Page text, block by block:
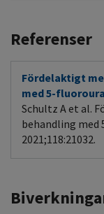
Referenser
Fördelaktigt
med 5-
Schultz A et al.
behandling
2021;118:21032.